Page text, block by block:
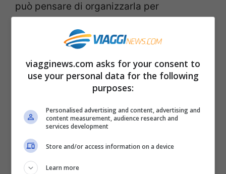
può pensare di organizzarla per
o un anniversario importante. La
location è una voce importante per un
viaggio e se si vuole organizzare un
ricordo da sogno anche quella deve essere
da mille e una notte.
Pagine:
viagginews.com asks for your consent to
use your personal data for the following
purposes:
Personalised advertising and content, advertising and
content measurement, audience research and
services development
Store and/or access information on a device
Learn more